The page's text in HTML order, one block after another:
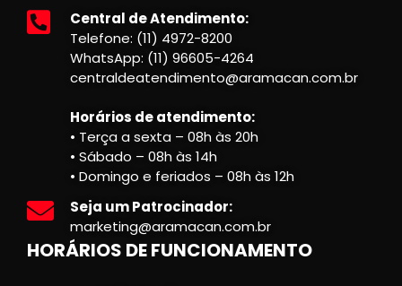
Central de Atendimento:
Telefone: (11) 4972-8200
WhatsApp: (11) 96605-4264
centraldeatendimento@aramacan.com.br
Horários de atendimento:
• Terça a sexta – 08h às 20h
• Sábado – 08h às 14h
• Domingo e feriados – 08h às 12h
Seja um Patrocinador:
marketing@aramacan.com.br
HORÁRIOS DE FUNCIONAMENTO